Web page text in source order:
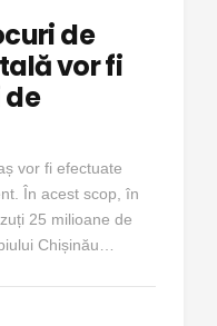
de
vor fi
vor fi efectuate
În acest scop, în
25 milioane de
Chișinău…